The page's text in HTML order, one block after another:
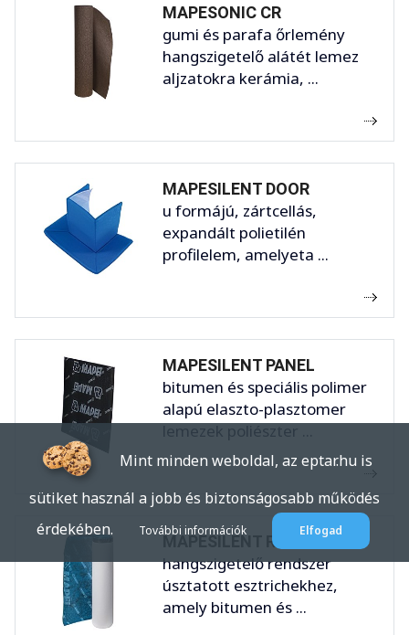
MAPESONIC CR
gumi és parafa őrlemény
hangszigetelő alátét lemez
aljzatokra kerámia, ...
MAPESILENT DOOR
u formájú, zártcellás,
expandált polietilén
profilelem, amelyeta ...
MAPESILENT PANEL
bitumen és speciális polimer
alapú elaszto-plasztomer
lemezek poliészter ...
MAPESILENT ROLL
hangszigetelő rendszer
úsztatott esztrichekhez,
amely bitumen és ...
Mint minden weboldal, az eptar.hu is
sütiket használ a jobb és biztonságosabb működés
érdekében.
További információk Elfogad